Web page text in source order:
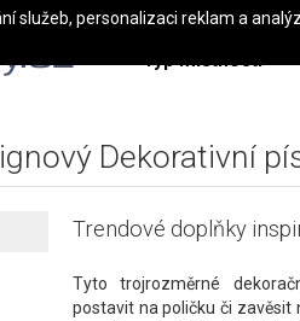
Typ místnosti
Dekorativní
Trendové doplňky
Tyto trojrozměrné
postavit na poličku či zavěsit
služeb, personalizaci reklam a